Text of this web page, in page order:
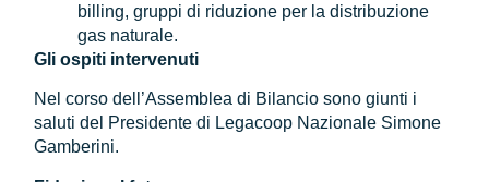
billing, gruppi di riduzione per la distribuzione
gas naturale.
Gli ospiti intervenuti
Nel corso dell’Assemblea di Bilancio sono giunti i
saluti del Presidente di Legacoop Nazionale Simone
Gamberini.